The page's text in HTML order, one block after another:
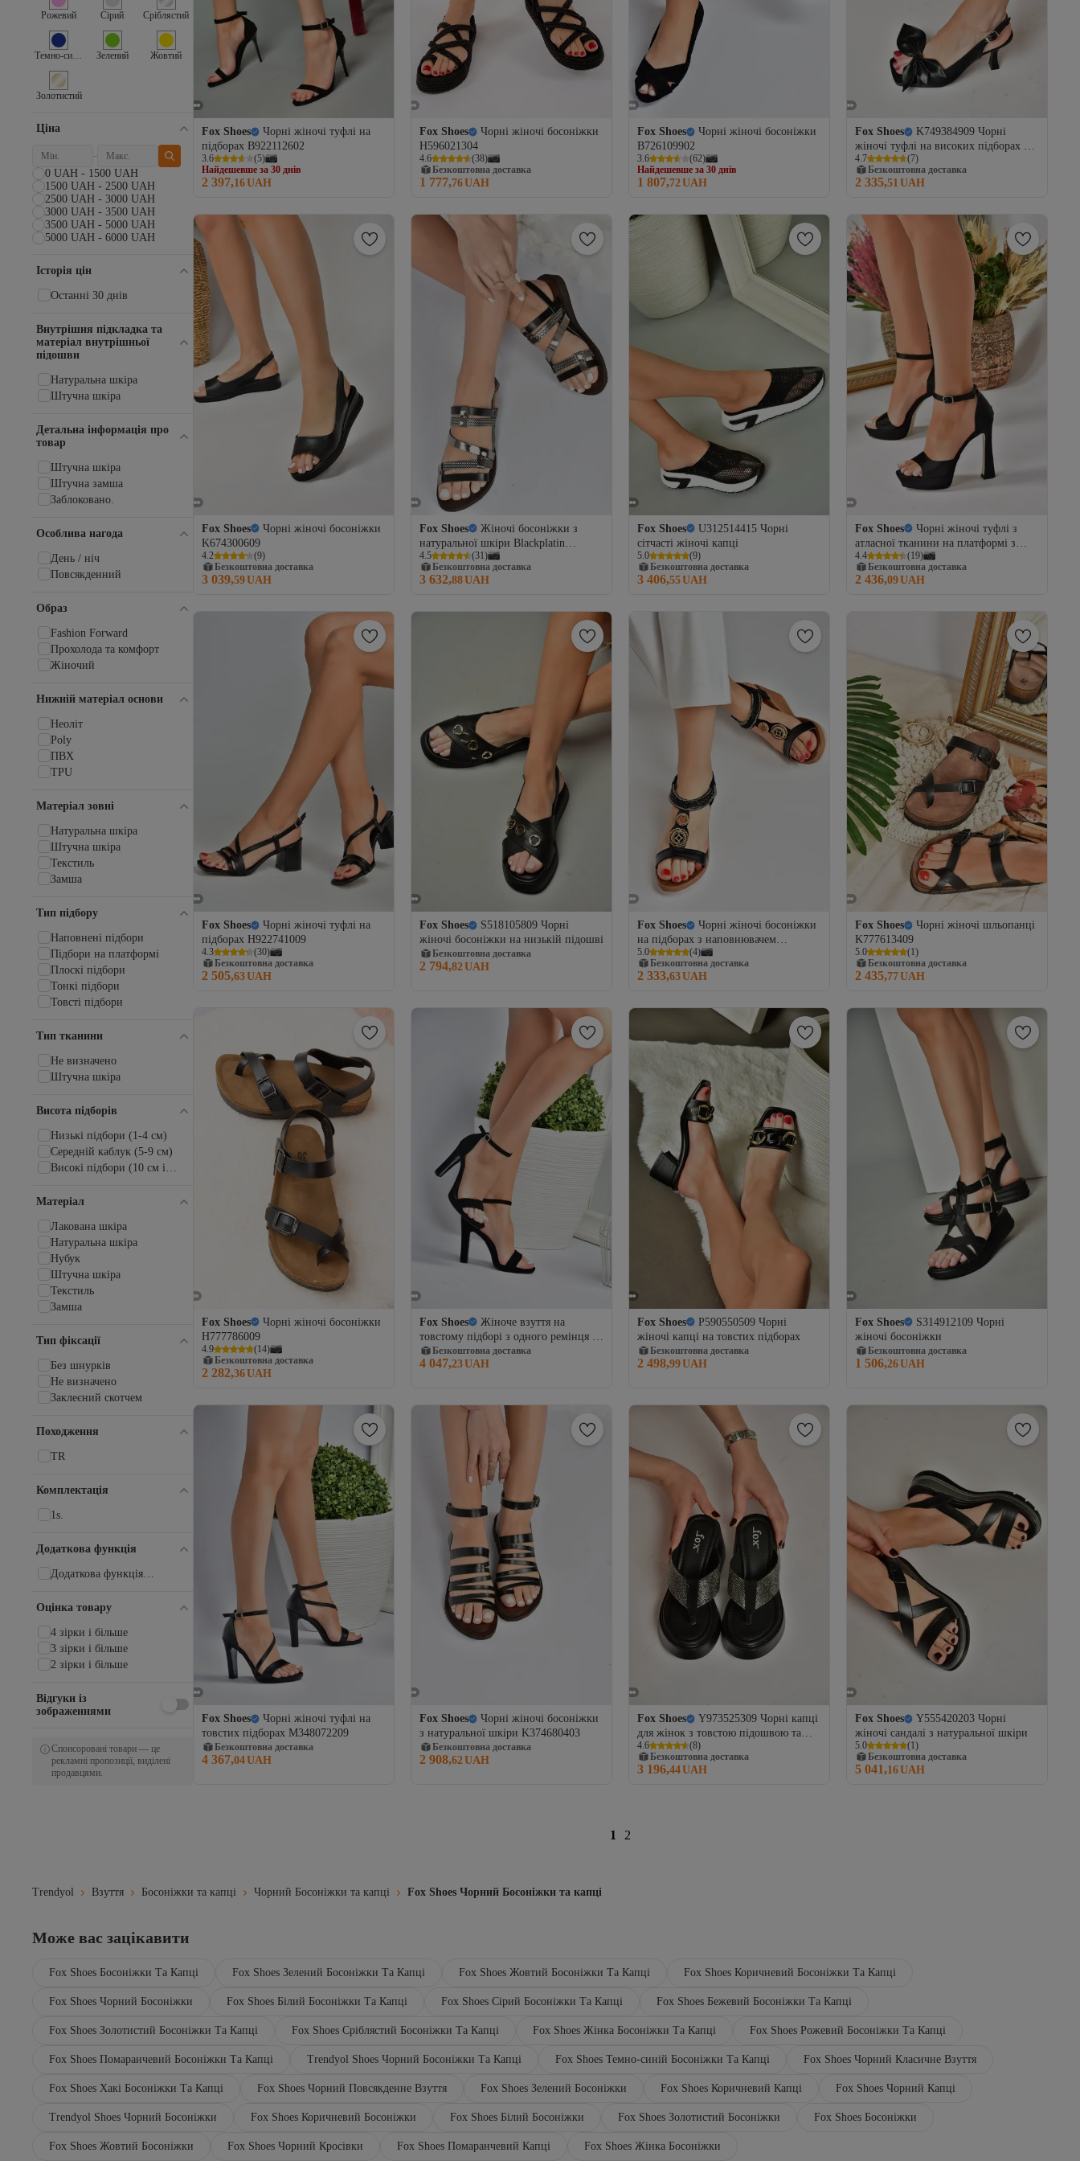
Fox Shoes
Чорні жіночі туфлі на
підборах B922112602
3.6 (5)
Найдешевше за 30 днів
Безкоштовна доставка
Найдешевше за 30 днів
2 397,16UAH
Fox Shoes
Чорні жіночі босоніжки
H596021304
4.6 (38)
Безкоштовна доставка
1 777,76UAH
Fox Shoes
Чорні жіночі босоніжки
B726109902
3.6 (62)
Найдешевше за 30 днів
Безкоштовна доставка
Найдешевше за 30 днів
1 807,72UAH
Fox Shoes
K749384909 Чорні
жіночі туфлі на високих підборах зі
стрічкою
4.7 (7)
Безкоштовна доставка
2 335,51 UAH
Fox Shoes
Чорні жіночі босоніжки
K674300609
4.2 (9)
Безкоштовна доставка
3 039,59UAH
Fox Shoes
Жіночі босоніжки з
натуральної шкіри Blackplatin
K374680103
4.5 (31)
Безкоштовна доставка
3 632,88UAH
Fox Shoes
U312514415 Чорні
сітчасті жіночі капці
5.0 (9)
Безкоштовна доставка
3 406,55UAH
Fox Shoes
Чорні жіночі туфлі з
атласної тканини на платформі з
товстими підборами K404580104
4.4 (19)
Безкоштовна доставка
2 436,09UAH
Fox Shoes
Чорні жіночі туфлі на
підборах H922741009
4.3 (30)
Безкоштовна доставка
2 505,63UAH
Fox Shoes
S518105809 Чорні
жіночі босоніжки на низькій підошві
Безкоштовна доставка
2 794,82UAH
Fox Shoes
Чорні жіночі босоніжки
на підборах з наповнювачем
M258313609
5.0 (4)
Безкоштовна доставка
2 333,63UAH
Fox Shoes
Чорні жіночі шльопанці
K777613409
5.0 (1)
Безкоштовна доставка
2 435,77UAH
Fox Shoes
Чорні жіночі босоніжки
H777786009
4.9 (14)
Безкоштовна доставка
2 282,36UAH
Fox Shoes
Жіноче взуття на
товстому підборі з одного ремінця з
нубуку чорного/чорного кольору
M348072301
Безкоштовна доставка
4 047,23UAH
Fox Shoes
P590550509 Чорні
жіночі капці на товстих підборах
Безкоштовна доставка
2 498,99UAH
Fox Shoes
S314912109 Чорні
жіночі босоніжки
Безкоштовна доставка
1 506,26UAH
Fox Shoes
Чорні жіночі туфлі на
товстих підборах M348072209
Безкоштовна доставка
4 367,04UAH
Fox Shoes
Чорні жіночі босоніжки
з натуральної шкіри K374680403
Безкоштовна доставка
2 908,62UAH
Fox Shoes
Y973525309 Чорні капці
для жінок з товстою підошвою та
чорними камінцями між пальцями
4.6 (8)
Безкоштовна доставка
3 196,44UAH
Fox Shoes
Y555420203 Чорні
жіночі сандалі з натуральної шкіри
5.0 (1)
Безкоштовна доставка
5 041,16UAH
1 2
AYAKKABI PRENSİ
Aytek
Baghera
Bayramoğlu
Benetton
Beyond
BİG STAR
Bigdart
Boss
Brn Home
Butigo
BZ Moda
Campus
Caprice
Cavalli Class
Champion
CHOPPER
CMP
Cochines
Columbia
CZ London
Daxtors
DeeZee
Defacto
Dericlub
Deripabuc
Desa
Dilimler Ayakkabı
Dogo
Dr Martens
DR SABO
Ducavelli
Dynafit
Erkan Saçmacı
Esem
Eva Longoria
Fast Step
Fogs
Freemax
GC
Getcho
GIONA
Glocal
Gökhan Talay
GÖNDERİ(R)
Gondol
Grendha
Guess
Hammer Jack
hummel
Hush Puppies
IGOR
İlvi
İmerShoes
İnci
İNZE AYAKKABI
İpek
Jack & Jones
Jack Wolfskin
John May
Joma
Jump
Kangaroos
Karl Lagerfeld
Kiddo
Kiko Kids
KİNG PAOLO
LAL SHOES & BAGS
layki
LC Waikiki
LEFTIES
Liger
Limeo
Lion
Louis Cardy
Luis Figo
Lumberjack
MAGIC SHOES
Mamito Ayakkabı
Mammamia
MaskButik
meyra'nın ayakkabıları
Moda Değirmeni
Moda Kadıköy
Modabuymus
Moosefield
Moschino
Mupa Shoes
Napapijri
Рожевий Сірий Сріблястий
Темно-синій Зелений Жовтий
Золотистий
Ціна
0 UAH - 1500 UAH
1500 UAH - 2500 UAH
2500 UAH - 3000 UAH
3000 UAH - 3500 UAH
3500 UAH - 5000 UAH
5000 UAH - 6000 UAH
Історія цін
Останні 30 днів
Внутрішня підкладка та
матеріал внутрішньої
підошви
Натуральна шкіра
Штучна шкіра
Детальна інформація про
товар
Штучна шкіра
Штучна замша
Заблоковано.
Особлива нагода
День / ніч
Повсякденний
Образ
Fashion Forward
Прохолода та комфорт
Жіночий
Нижній матеріал основи
Неоліт
Poly
ПВХ
TPU
Матеріал зовні
Натуральна шкіра
Штучна шкіра
Текстиль
Замша
Тип підбору
Наповнені підбори
Підбори на платформі
Плоскі підбори
Тонкі підбори
Товсті підбори
Тип тканини
Не визначено
Штучна шкіра
Висота підборів
Низькі підбори (1-4 см)
Середній каблук (5-9 см)
Високі підбори (10 см і
Матеріал
Лакована шкіра
Натуральна шкіра
Нубук
Штучна шкіра
Текстиль
Замша
Тип фіксації
Без шнуркiв
Не визначено
Заклеєний скотчем
Походження
TR
Комплектація
1s.
Додаткова функція
Додаткова функція
Оцінка товару
4 зірки і більше
3 зірки і більше
2 зірки і більше
Відгуки із
зображеннями
Спонсоровані товари — це
рекламні пропозиції, виділені
продавцями.
Trendyol Взуття Босоніжки та капці Чорний Босоніжки та капці Fox Shoes Чорний Босоніжки та капці
Може вас зацікавити
Fox Shoes Босоніжки Та Капці Fox Shoes Зелений Босоніжки Та Капці Fox Shoes Жовтий Босоніжки Та Капці Fox Shoes Коричневий Босоніжки Та Капці
Fox Shoes Чорний Босоніжки Fox Shoes Білий Босоніжки Та Капці Fox Shoes Сірий Босоніжки Та Капці Fox Shoes Бежевий Босоніжки Та Капці
Fox Shoes Золотистий Босоніжки Та Капці Fox Shoes Сріблястий Босоніжки Та Капці Fox Shoes Жінка Босоніжки Та Капці Fox Shoes Рожевий Босоніжки Та Капці
Fox Shoes Помаранчевий Босоніжки Та Капці Trendyol Shoes Чорний Босоніжки Та Капці Fox Shoes Темно-синій Босоніжки Та Капці Fox Shoes Чорний Класичне Взуття
Fox Shoes Хакі Босоніжки Та Капці Fox Shoes Чорний Повсякденне Взуття Fox Shoes Зелений Босоніжки Fox Shoes Коричневий Капці Fox Shoes Чорний Капці
Trendyol Shoes Чорний Босоніжки Fox Shoes Коричневий Босоніжки Fox Shoes Білий Босоніжки Fox Shoes Золотистий Босоніжки Fox Shoes Босоніжки
Fox Shoes Жовтий Босоніжки Fox Shoes Чорний Кросівки Fox Shoes Помаранчевий Капці Fox Shoes Жінка Босоніжки